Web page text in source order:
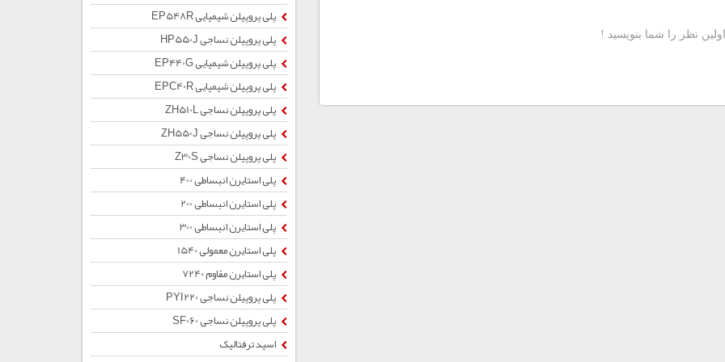
پلی پروپیلن شیمیایی EP548R
پلی پروپیلن نساجی HP550J
پلی پروپیلن شیمیایی EP440G
پلی پروپیلن شیمیایی EPC40R
پلی پروپیلن نساجی ZH510L
پلی پروپیلن نساجی ZH550J
پلی پروپیلن نساجی Z30S
پلی استایرن انبساطی 400
پلی استایرن انبساطی 200
پلی استایرن انبساطی 300
پلی استایرن معمولی 1540
پلی استایرن مقاوم 7240
پلی پروپیلن نساجی PYI220
پلی پروپیلن نساجی SF060
اسید ترفتالیک